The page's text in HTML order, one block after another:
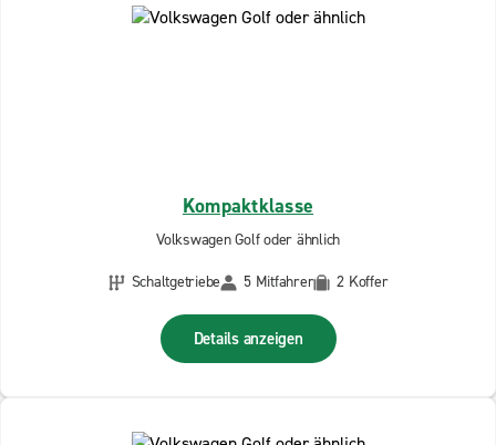
Kompaktklasse
Volkswagen Golf oder ähnlich
Schaltgetriebe
5 Mitfahrer 2 Koffer
Details anzeigen